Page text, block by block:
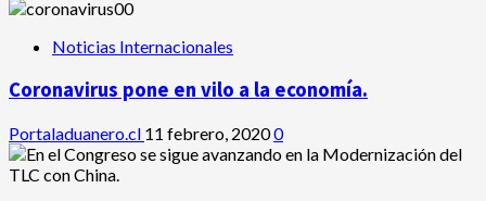
Noticias Internacionales
Coronavirus pone en vilo a la economía.
Portaladuanero.cl 11 febrero, 20200